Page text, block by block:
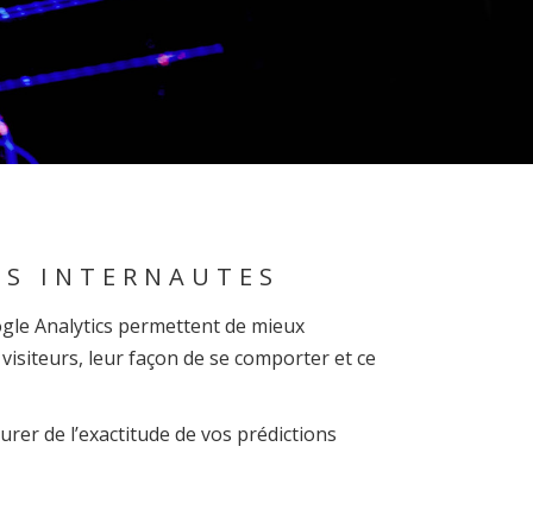
INTERNAUTES
Analytics permettent de mieux
leur façon de se comporter et ce
de l’exactitude de vos prédictions